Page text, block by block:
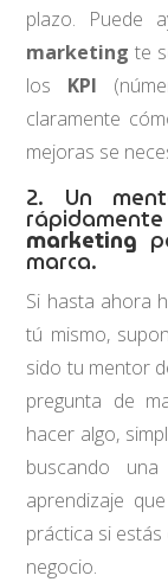
plazo. Puede
marketing te
los KPI
claramente
mejoras se
2. Un
marketing
marca.
Si hasta ahora
tú mismo,
sido tu mentor
pregunta de
hacer algo,
buscando
aprendizaje
práctica si
negocio.